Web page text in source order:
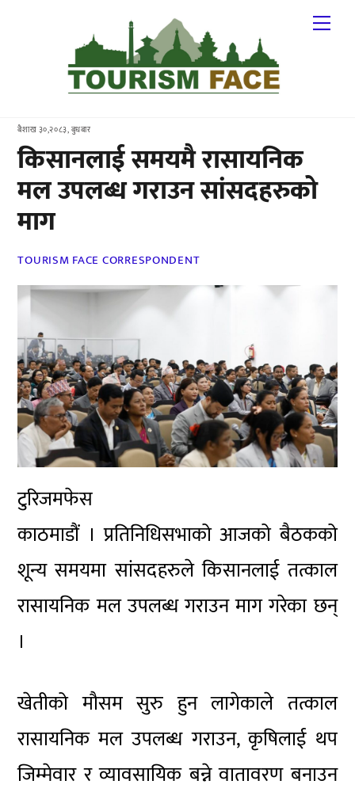
बैशाख ३०,२०८३, बुधबार
किसानलाई समयमै रासायनिक
मल उपलब्ध गराउन सांसदहरुको
माग
TOURISM FACE CORRESPONDENT
टुरिजमफेस
काठमाडौं । प्रतिनिधिसभाको आजको बैठकको
शून्य समयमा सांसदहरुले किसानलाई तत्काल
रासायनिक मल उपलब्ध गराउन माग गरेका छन्
।
खेतीको मौसम सुरु हुन लागेकाले तत्काल
रासायनिक मल उपलब्ध गराउन, कृषिलाई थप
जिम्मेवार र व्यावसायिक बन्ने वातावरण बनाउन